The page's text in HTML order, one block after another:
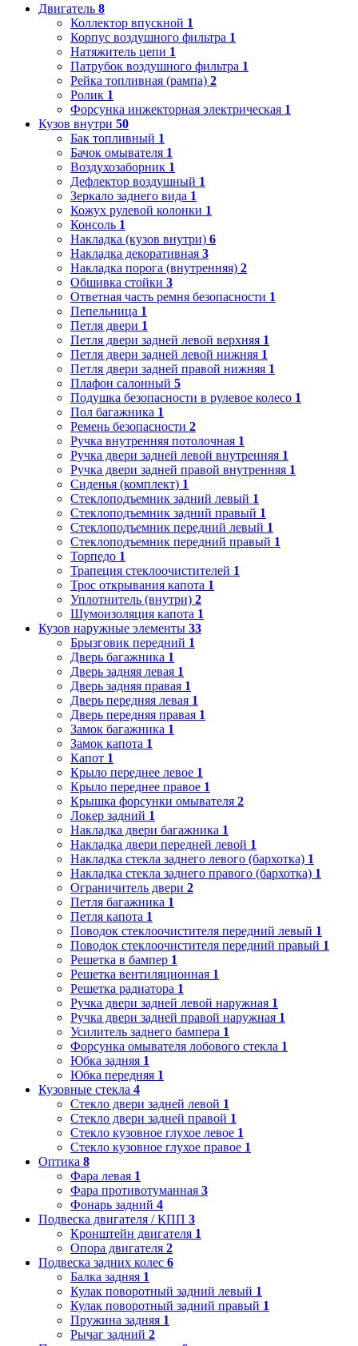
Двигатель 8
Коллектор впускной 1
Корпус воздушного фильтра 1
Натяжитель цепи 1
Патрубок воздушного фильтра 1
Рейка топливная (рампа) 2
Ролик 1
Форсунка инжекторная электрическая 1
Кузов внутри 50
Бак топливный 1
Бачок омывателя 1
Воздухозаборник 1
Дефлектор воздушный 1
Зеркало заднего вида 1
Кожух рулевой колонки 1
Консоль 1
Накладка (кузов внутри) 6
Накладка декоративная 3
Накладка порога (внутренняя) 2
Обшивка стойки 3
Ответная часть ремня безопасности 1
Пепельница 1
Петля двери 1
Петля двери задней левой верхняя 1
Петля двери задней левой нижняя 1
Петля двери задней правой нижняя 1
Плафон салонный 5
Подушка безопасности в рулевое колесо 1
Пол багажника 1
Ремень безопасности 2
Ручка внутренняя потолочная 1
Ручка двери задней левой внутренняя 1
Ручка двери задней правой внутренняя 1
Сиденья (комплект) 1
Стеклоподъемник задний левый 1
Стеклоподъемник задний правый 1
Стеклоподъемник передний левый 1
Стеклоподъемник передний правый 1
Торпедо 1
Трапеция стеклоочистителей 1
Трос открывания капота 1
Уплотнитель (внутри) 2
Шумоизоляция капота 1
Кузов наружные элементы 33
Брызговик передний 1
Дверь багажника 1
Дверь задняя левая 1
Дверь задняя правая 1
Дверь передняя левая 1
Дверь передняя правая 1
Замок багажника 1
Замок капота 1
Капот 1
Крыло переднее левое 1
Крыло переднее правое 1
Крышка форсунки омывателя 2
Локер задний 1
Накладка двери багажника 1
Накладка двери передней левой 1
Накладка стекла заднего левого (бархотка) 1
Накладка стекла заднего правого (бархотка) 1
Ограничитель двери 2
Петля багажника 1
Петля капота 1
Поводок стеклоочистителя передний левый 1
Поводок стеклоочистителя передний правый 1
Решетка в бампер 1
Решетка вентиляционная 1
Решетка радиатора 1
Ручка двери задней левой наружная 1
Ручка двери задней правой наружная 1
Усилитель заднего бампера 1
Форсунка омывателя лобового стекла 1
Юбка задняя 1
Юбка передняя 1
Кузовные стекла 4
Стекло двери задней левой 1
Стекло двери задней правой 1
Стекло кузовное глухое левое 1
Стекло кузовное глухое правое 1
Оптика 8
Фара левая 1
Фара противотуманная 3
Фонарь задний 4
Подвеска двигателя / КПП 3
Кронштейн двигателя 1
Опора двигателя 2
Подвеска задних колес 6
Балка задняя 1
Кулак поворотный задний левый 1
Кулак поворотный задний правый 1
Пружина задняя 1
Рычаг задний 2